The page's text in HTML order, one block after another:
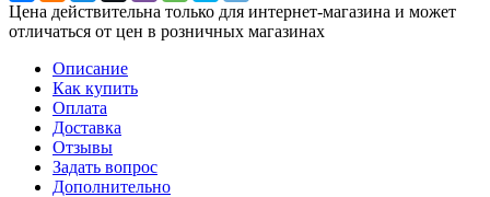
Цена действительна только для интернет-магазина и может
отличаться от цен в розничных магазинах
Описание
Как купить
Оплата
Доставка
Отзывы
Задать вопрос
Дополнительно